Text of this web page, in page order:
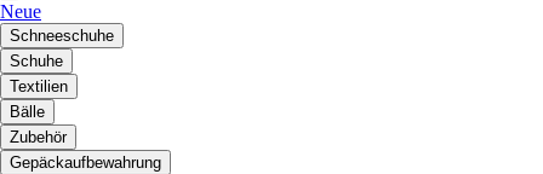
Neue
Schneeschuhe
Schuhe
Textilien
Bälle
Zubehör
Gepäckaufbewahrung